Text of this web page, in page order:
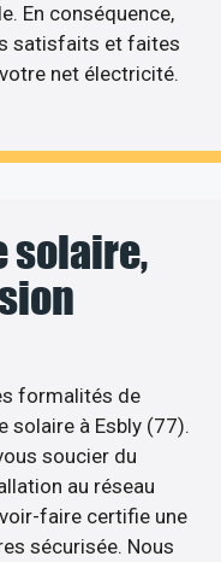
En conséquence,
satisfaits et faites
net électricité.
solaire,
formalités de
solaire à Esbly (77).
soucier du
au réseau
faire certifie une
sécurisée. Nous